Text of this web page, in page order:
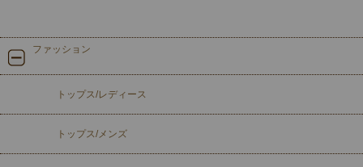
ファッション
トップス/レディース
トップス/メンズ